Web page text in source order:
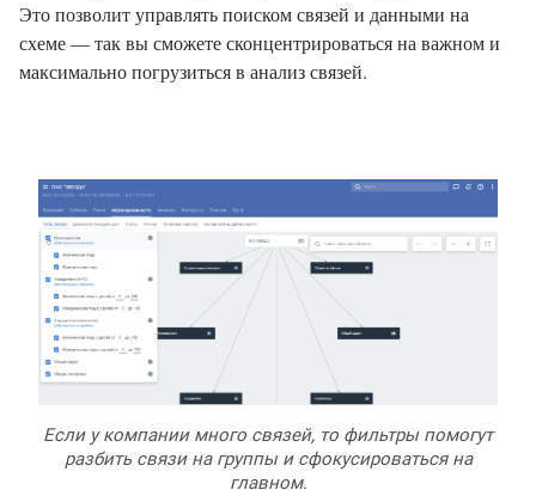
Это позволит управлять поиском связей и данными на
схеме — так вы сможете сконцентрироваться на важном и
максимально погрузиться в анализ связей.
Если у компании много связей, то фильтры помогут
разбить связи на группы и сфокусироваться на
главном.